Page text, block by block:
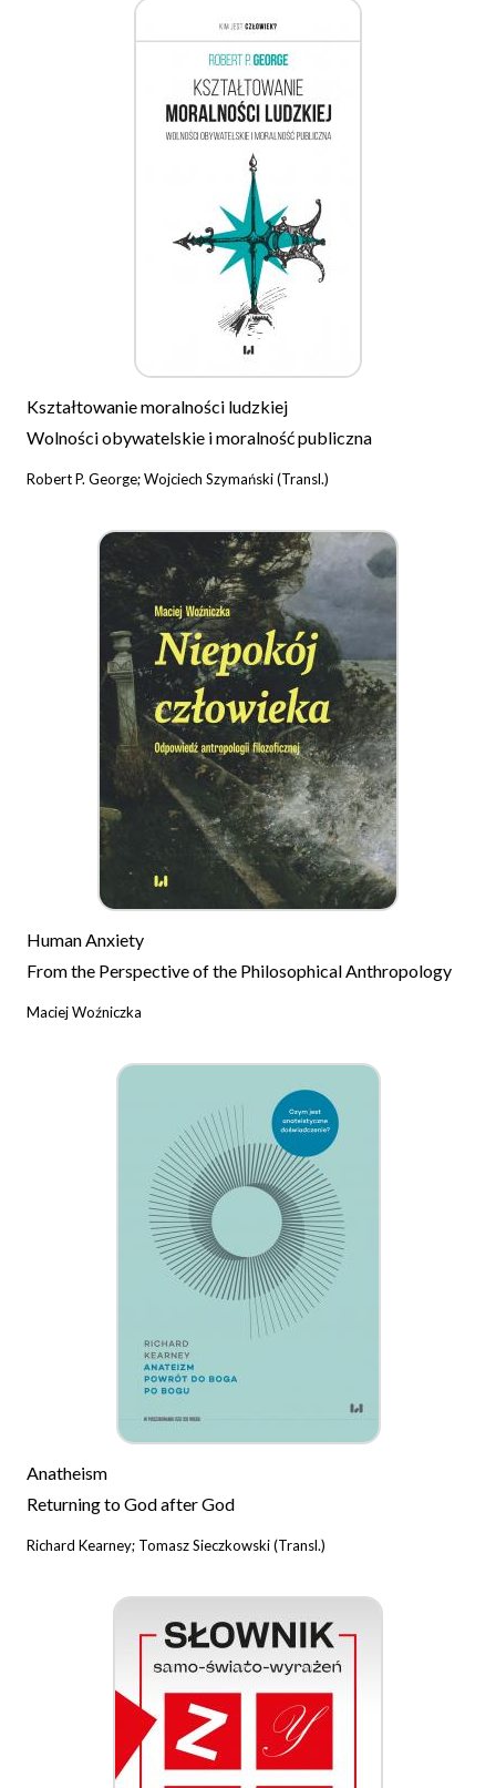
Kształtowanie moralności ludzkiej
Wolności obywatelskie i moralność publiczna
Robert P. George; Wojciech Szymański (Transl.)
Human Anxiety
From the Perspective of the Philosophical Anthropology
Maciej Woźniczka
Anatheism
Returning to God after God
Richard Kearney; Tomasz Sieczkowski (Transl.)